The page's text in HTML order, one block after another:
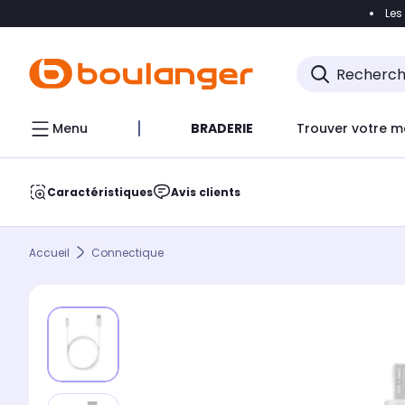
Accéder
Menu BRADERIE Trouver votre
Caractéristiques Avis clients
Accueil Connectique